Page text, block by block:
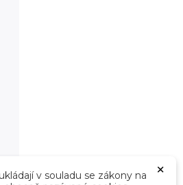
×
v souladu se zákony na